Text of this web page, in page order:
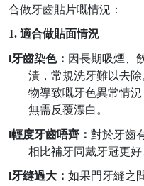
合做牙齒貼片嘅情況：
1. 適合做貼面情況
l牙齒染色： 因長期吸煙、
漬，常規洗牙難以去
物導致嘅牙色異常情
無需反覆漂白。
l輕度牙齒唔齊： 對於牙齒
相比補牙同戴牙冠更好
l牙縫過大： 如果門牙縫之